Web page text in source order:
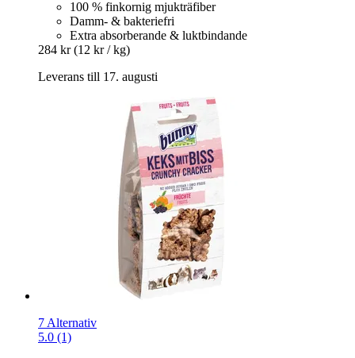
100 % finkornig mjukträfiber
Damm- & bakteriefri
Extra absorberande & luktbindande
284 kr (12 kr / kg)
Leverans till 17. augusti
7 Alternativ
5.0 (1)